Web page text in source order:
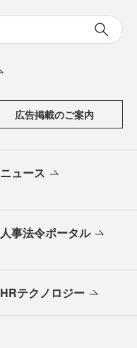
広告掲載のご案内
ニュース
人事法令ポータル
HRテクノロジー